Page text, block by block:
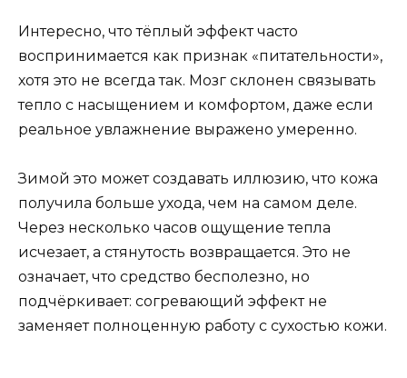
Интересно, что тёплый эффект часто
воспринимается как признак «питательности»,
хотя это не всегда так. Мозг склонен связывать
тепло с насыщением и комфортом, даже если
реальное увлажнение выражено умеренно.
Зимой это может создавать иллюзию, что кожа
получила больше ухода, чем на самом деле.
Через несколько часов ощущение тепла
исчезает, а стянутость возвращается. Это не
означает, что средство бесполезно, но
подчёркивает: согревающий эффект не
заменяет полноценную работу с сухостью кожи.